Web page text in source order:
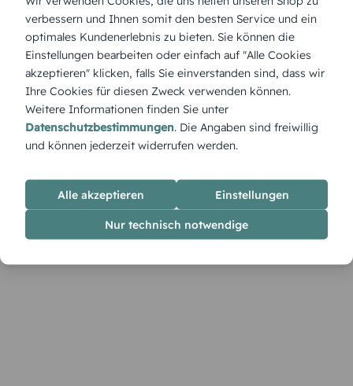
Produktbeschreibung
'Weihnachtsköstlichkeiten' – eine verführerische Tafel mit
Plätzchen, Früchten und festlichen Leckereien, die den Duft
von Gewürzen verströmt und das Herz sofort in
weihnachtliche Vorfreude versetzt.
verbessern und Ihnen somit den besten Service und ein
optimales Kundenerlebnis zu bieten. Sie können die
Einstellungen bearbeiten oder einfach auf "Alle Cookies
akzeptieren" klicken, falls Sie einverstanden sind, dass wir
Ihre Cookies für diesen Zweck verwenden können.
Weitere Informationen finden Sie unter
Datenschutzbestimmungen. Die Angaben sind freiwillig
und können jederzeit widerrufen werden.
Alle akzeptieren Einstellungen
Nur technisch notwendige